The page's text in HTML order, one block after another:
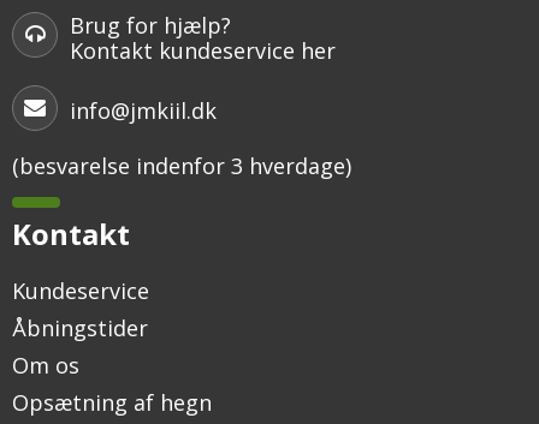
Brug for hjælp?
Kontakt kundeservice her
info@jmkiil.dk
(besvarelse indenfor 3 hverdage)
Kontakt
Kundeservice
Åbningstider
Om os
Opsætning af hegn